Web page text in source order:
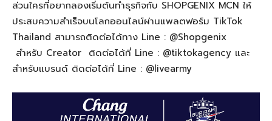
ส่วนใครที่อยากลองเริ่มต้นทำธุรกิจกับ SHOPGENIX MCN ให้
ประสบความสำเร็จบนโลกออนไลน์ผ่านแพลตฟอร์ม TikTok
Thailand สามารถติดต่อได้ทาง Line : @Shopgenix
สำหรับ Creator ติดต่อได้ที่ Line : @tiktokagency และ
สำหรับแบรนด์ ติดต่อได้ที่ Line : @livearmy